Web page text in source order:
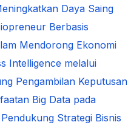
Daya Saing
Berbasis
Mendorong Ekonomi
Intelligence melalui
Pengambilan Keputusan
Big Data pada
Strategi Bisnis